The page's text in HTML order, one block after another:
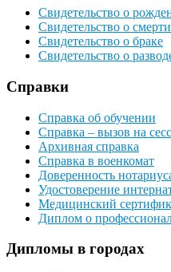
Свидетельство о
Свидетельство о смерти
Свидетельство о браке
Свидетельство о
Справки
Справка об обучении
Справка – вызов на
Архивная справка
Справка в военкомат
Доверенность
Удостоверение
Медицинский
Диплом о
Дипломы в городах